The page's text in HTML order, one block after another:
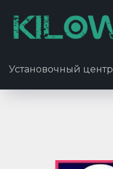
Установочный центр